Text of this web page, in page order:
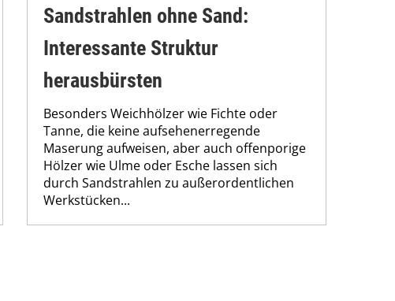
Sandstrahlen ohne Sand:
Interessante Struktur
herausbürsten
Besonders Weichhölzer wie Fichte oder
Tanne, die keine aufsehenerregende
Maserung aufweisen, aber auch offenporige
Hölzer wie Ulme oder Esche lassen sich
durch Sandstrahlen zu außerordentlichen
Werkstücken...